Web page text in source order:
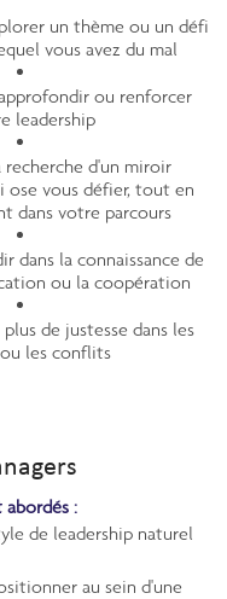
un thème ou un défi
vous avez du mal
ou renforcer
leadership
recherche d'un miroir
ose vous défier, tout en
dans votre parcours
dans la connaissance de
ou la coopération
de justesse dans les
les conflits
abordés :
de leadership naturel
au sein d'une